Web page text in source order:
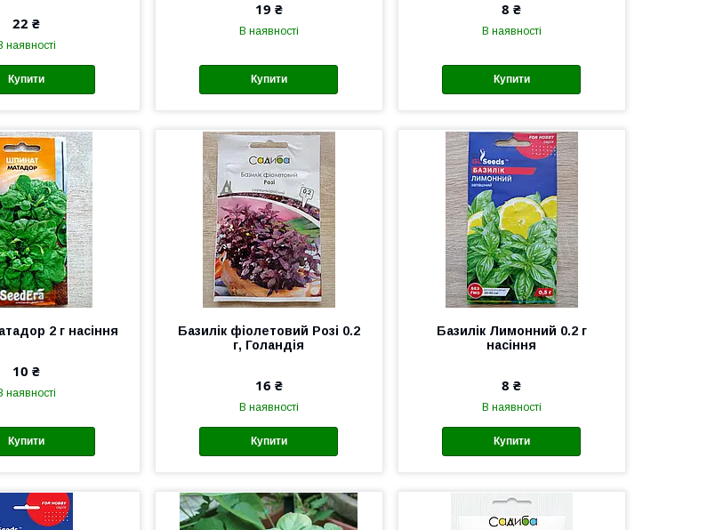
22 ₴
наявності
Купити
19 ₴
В наявності
Купити
8 ₴
В наявності
Купити
2 г насіння
10 ₴
наявності
Купити
Базилік фіолетовий Розі 0.2
г, Голандія
16 ₴
В наявності
Купити
Базилік Лимонний 0.2 г
насіння
8 ₴
В наявності
Купити